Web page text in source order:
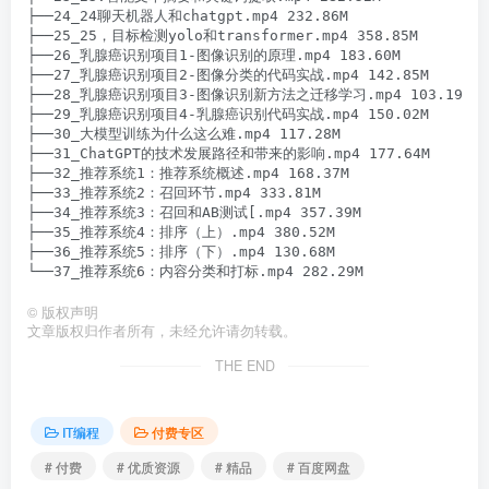
├──24_24聊天机器人和chatgpt.mp4 232.86M
├──25_25，目标检测yolo和transformer.mp4 358.85M
├──26_乳腺癌识别项目1-图像识别的原理.mp4 183.60M
├──27_乳腺癌识别项目2-图像分类的代码实战.mp4 142.85M
├──28_乳腺癌识别项目3-图像识别新方法之迁移学习.mp4 103.19M
├──29_乳腺癌识别项目4-乳腺癌识别代码实战.mp4 150.02M
├──30_大模型训练为什么这么难.mp4 117.28M
├──31_ChatGPT的技术发展路径和带来的影响.mp4 177.64M
├──32_推荐系统1：推荐系统概述.mp4 168.37M
├──33_推荐系统2：召回环节.mp4 333.81M
├──34_推荐系统3：召回和AB测试[.mp4 357.39M
├──35_推荐系统4：排序（上）.mp4 380.52M
├──36_推荐系统5：排序（下）.mp4 130.68M
© 版权声明
文章版权归作者所有，未经允许请勿转载。
THE END
IT编程
付费专区
# 付费
# 优质资源 # 精品 # 百度网盘